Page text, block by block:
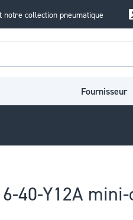
notre collection pneumatique
Fournisseur
40-Y12A